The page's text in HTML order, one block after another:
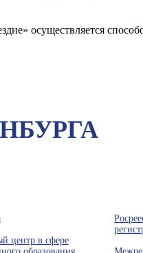
осуществляется
центр в сфере